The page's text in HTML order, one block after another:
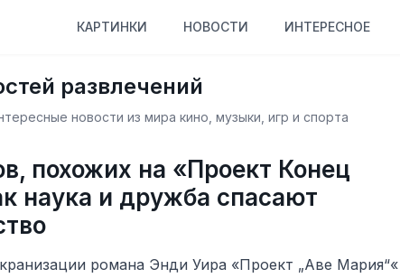
КАРТИНКИ НОВОСТИ ИНТЕРЕСНОЕ
развлечений
новости из мира кино, музыки, игр и спорта
похожих на «Проект Конец
наука и дружба спасают
романа Энди Уира «Проект „Аве Мария“«